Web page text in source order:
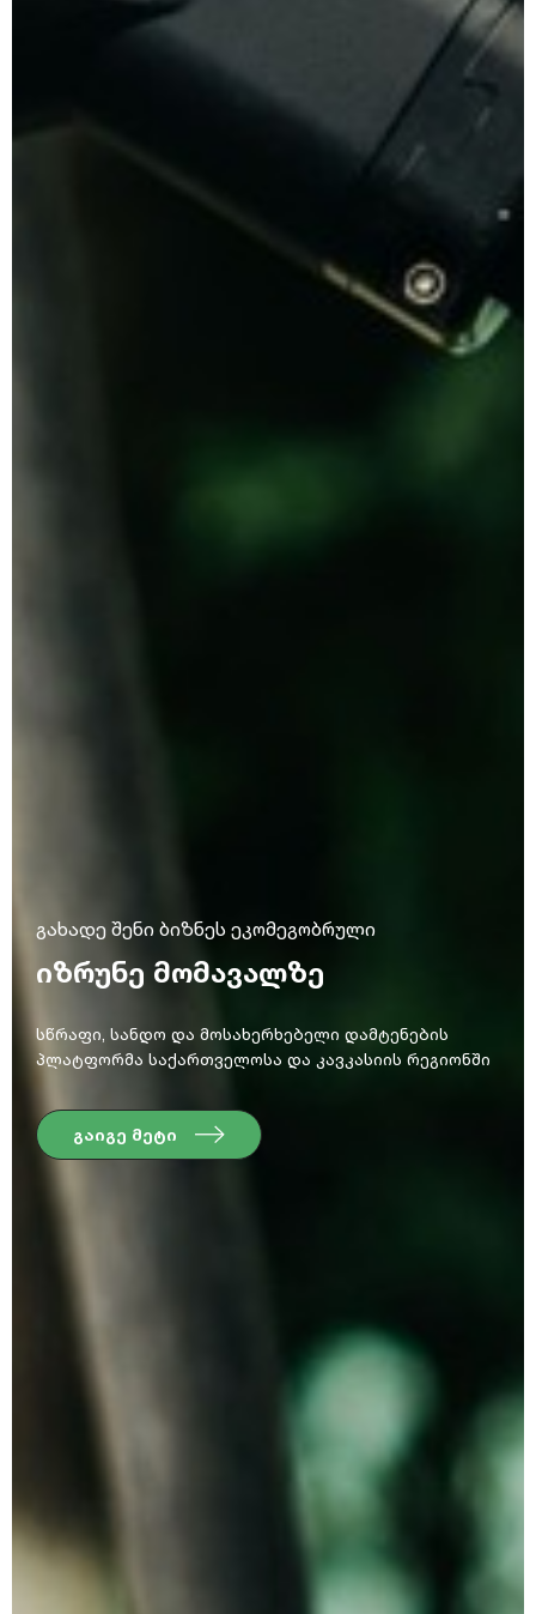
გახადე შენი ბიზნეს ეკომეგობრული
ᲘᲖᲠᲣᲜᲔ ᲛᲝᲛᲐᲕᲐᲚᲖᲔ
სწრაფი, სანდო და მოსახერხებელი დამტენების
პლატფორმა საქართველოსა და კავკასიის რეგიონში
გაიგე მეტი